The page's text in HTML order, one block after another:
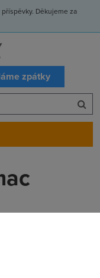
Děkujeme za
zpátky
pokud mozno